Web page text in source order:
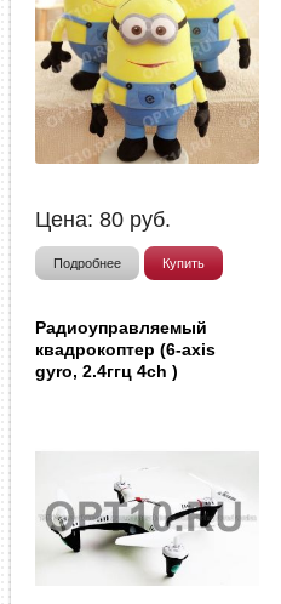
Цена:80 руб.
Подробнее Купить
Радиоуправляемый
квадрокоптер (6-axis
gyro, 2.4ггц 4ch )